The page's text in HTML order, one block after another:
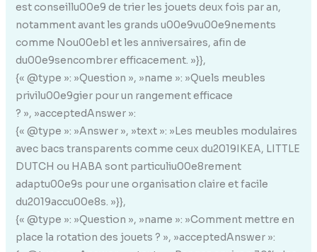
est conseillu00e9 de trier les jouets deux fois par an,
notamment avant les grands u00e9vu00e9nements
comme Nou00ebl et les anniversaires, afin de
du00e9sencombrer efficacement. »}},
{« @type »: »Question », »name »: »Quels meubles
privilu00e9gier pour un rangement efficace
? », »acceptedAnswer »:
{« @type »: »Answer », »text »: »Les meubles modulaires
avec bacs transparents comme ceux du2019IKEA, LITTLE
DUTCH ou HABA sont particuliu00e8rement
adaptu00e9s pour une organisation claire et facile
du2019accu00e8s. »}},
{« @type »: »Question », »name »: »Comment mettre en
place la rotation des jouets ? », »acceptedAnswer »: